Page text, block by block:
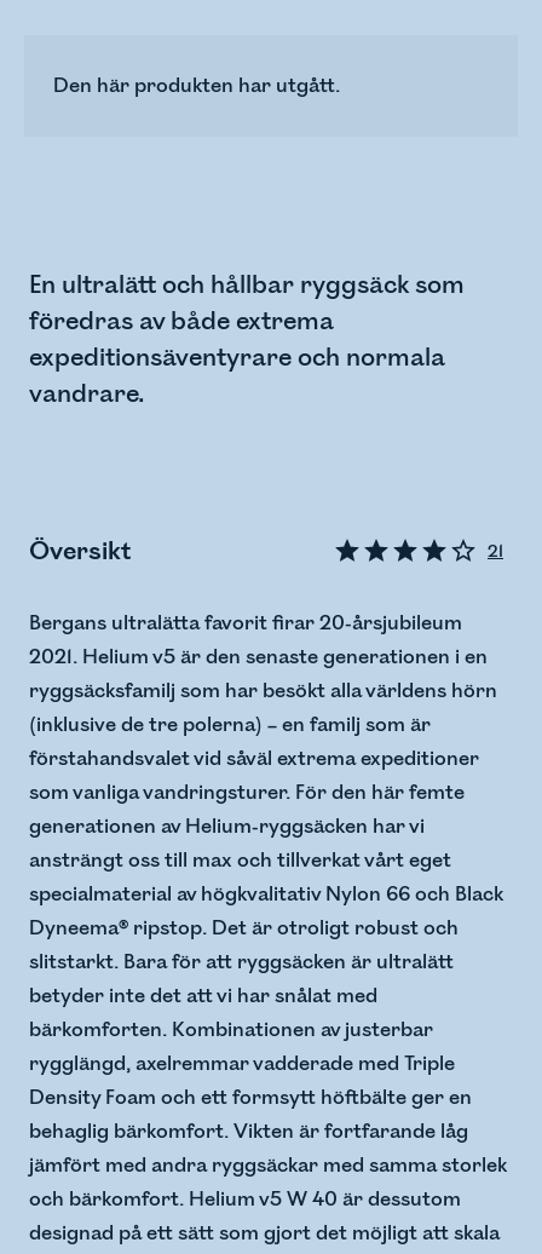
Den här produkten har utgått.
En ultralätt och hållbar ryggsäck som
föredras av både extrema
expeditionsäventyrare och normala
vandrare.
Översikt 21
Bergans ultralätta favorit firar 20-årsjubileum
2021. Helium v5 är den senaste generationen i en
ryggsäcksfamilj som har besökt alla världens hörn
(inklusive de tre polerna) – en familj som är
förstahandsvalet vid såväl extrema expeditioner
som vanliga vandringsturer. För den här femte
generationen av Helium-ryggsäcken har vi
ansträngt oss till max och tillverkat vårt eget
specialmaterial av högkvalitativ Nylon 66 och Black
Dyneema® ripstop. Det är otroligt robust och
slitstarkt. Bara för att ryggsäcken är ultralätt
betyder inte det att vi har snålat med
bärkomforten. Kombinationen av justerbar
rygglängd, axelremmar vadderade med Triple
Density Foam och ett formsytt höftbälte ger en
behaglig bärkomfort. Vikten är fortfarande låg
jämfört med andra ryggsäckar med samma storlek
och bärkomfort. Helium v5 W 40 är dessutom
designad på ett sätt som gjort det möjligt att skala